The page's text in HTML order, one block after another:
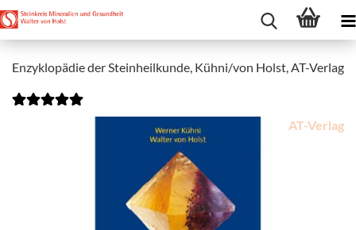
Enzyklopädie der Steinheilkunde, Kühni/von Holst, AT-Verlag
AT-Verlag